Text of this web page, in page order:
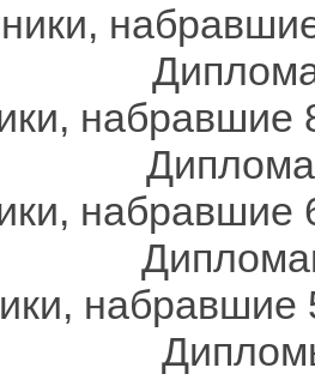
набравшие
набравшие